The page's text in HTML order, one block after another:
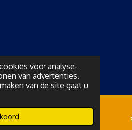
voor analyse-
van advertenties.
van de site gaat u